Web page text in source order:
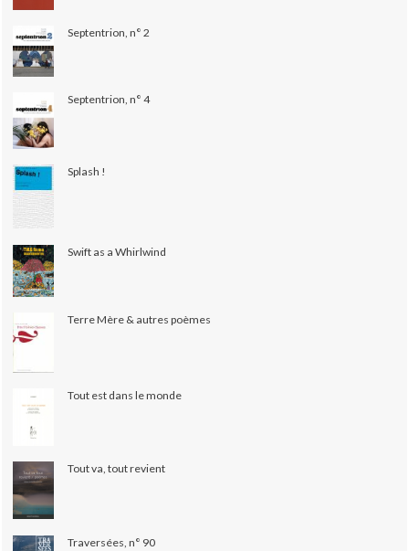
Septentrion, n° 2
Septentrion, n° 4
Splash !
Swift as a Whirlwind
Terre Mère & autres poèmes
Tout est dans le monde
Tout va, tout revient
Traversées, n° 90